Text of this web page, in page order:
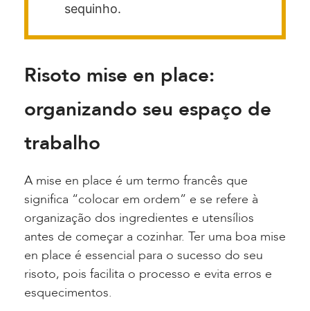
sequinho.
Risoto mise en place:
organizando seu espaço de
trabalho
A mise en place é um termo francês que
significa “colocar em ordem” e se refere à
organização dos ingredientes e utensílios
antes de começar a cozinhar. Ter uma boa mise
en place é essencial para o sucesso do seu
risoto, pois facilita o processo e evita erros e
esquecimentos.